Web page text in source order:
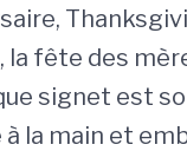
la fête des
signet est
la main et